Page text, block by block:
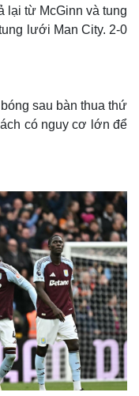
lại từ McGinn và tung
lưới Man City. 2-0
sau bàn thua thứ
có nguy cơ lớn để